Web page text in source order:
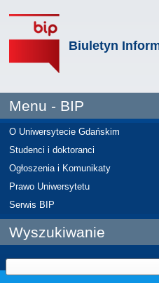
Biuletyn
Menu - BIP
O Uniwersytecie Gdańskim
Studenci i doktoranci
Ogłoszenia i Komunikaty
Prawo Uniwersytetu
Serwis BIP
Wyszukiwanie